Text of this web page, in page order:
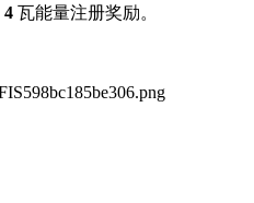
4 瓦能量注册奖励。